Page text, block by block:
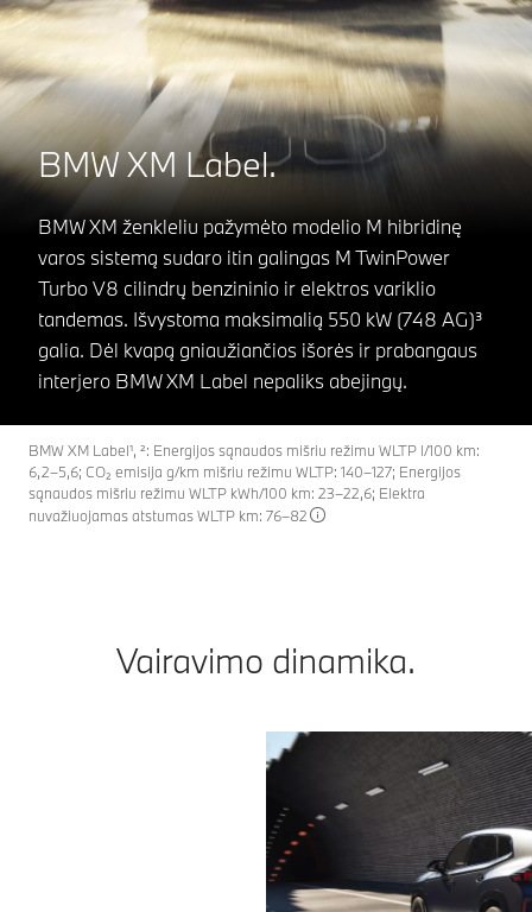
BMW XM Label.
BMW XM ženkleliu pažymėto modelio M hibridinę
varos sistemą sudaro itin galingas M TwinPower
Turbo V8 cilindrų benzininio ir elektros variklio
tandemas. Išvystoma maksimalią 550 kW (748 AG)³
galia. Dėl kvapą gniaužiančios išorės ir prabangaus
interjero BMW XM Label nepaliks abejingų.
BMW XM Label¹, ²: Energijos sąnaudos mišriu režimu WLTP l/100 km:
6,2–5,6; CO₂ emisija g/km mišriu režimu WLTP: 140–127; Energijos
sąnaudos mišriu režimu WLTP kWh/100 km: 23–22,6; Elektra
nuvažiuojamas atstumas WLTP km: 76–82
Vairavimo dinamika.